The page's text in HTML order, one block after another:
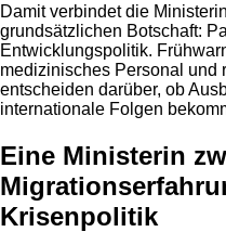
Damit verbindet die
grundsätzlichen Botschaft:
Entwicklungspolitik.
medizinisches Personal und
entscheiden darüber, ob
internationale Folgen
Eine Ministerin
Krisenpolitik